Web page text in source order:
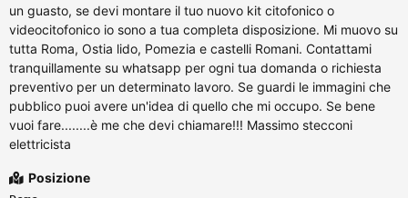
un guasto, se devi montare il tuo nuovo kit citofonico o
videocitofonico io sono a tua completa disposizione. Mi muovo su
tutta Roma, Ostia lido, Pomezia e castelli Romani. Contattami
tranquillamente su whatsapp per ogni tua domanda o richiesta
preventivo per un determinato lavoro. Se guardi le immagini che
pubblico puoi avere un'idea di quello che mi occupo. Se bene
vuoi fare........è me che devi chiamare!!! Massimo stecconi
elettricista
Posizione